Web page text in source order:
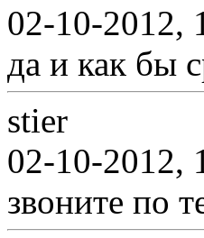
02-10-2012,
да и как бы
stier
02-10-2012,
звоните по